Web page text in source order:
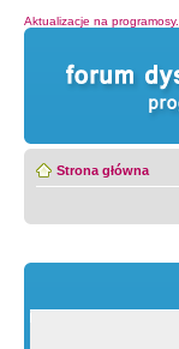
Aktualizacje na
Strona główna